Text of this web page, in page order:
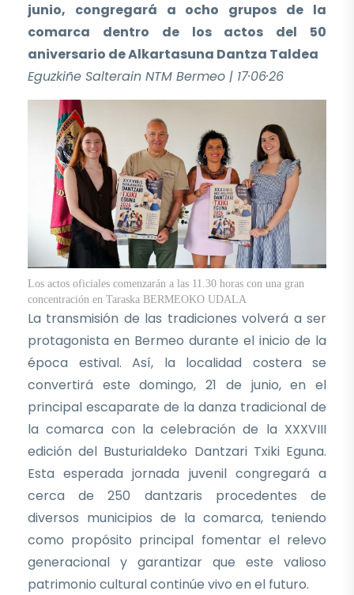
junio, congregará a ocho grupos de la
comarca dentro de los actos del 50
aniversario de Alkartasuna Dantza Taldea
Eguzkiñe Salterain NTM Bermeo | 17·06·26
Los actos oficiales comenzarán a las 11.30 horas con una gran
concentración en Taraska BERMEOKO UDALA
La transmisión de las tradiciones volverá a ser
protagonista en Bermeo durante el inicio de la
época estival. Así, la localidad costera se
convertirá este domingo, 21 de junio, en el
principal escaparate de la danza tradicional de
la comarca con la celebración de la XXXVIII
edición del Busturialdeko Dantzari Txiki Eguna.
Esta esperada jornada juvenil congregará a
cerca de 250 dantzaris procedentes de
diversos municipios de la comarca, teniendo
como propósito principal fomentar el relevo
generacional y garantizar que este valioso
patrimonio cultural continúe vivo en el futuro.